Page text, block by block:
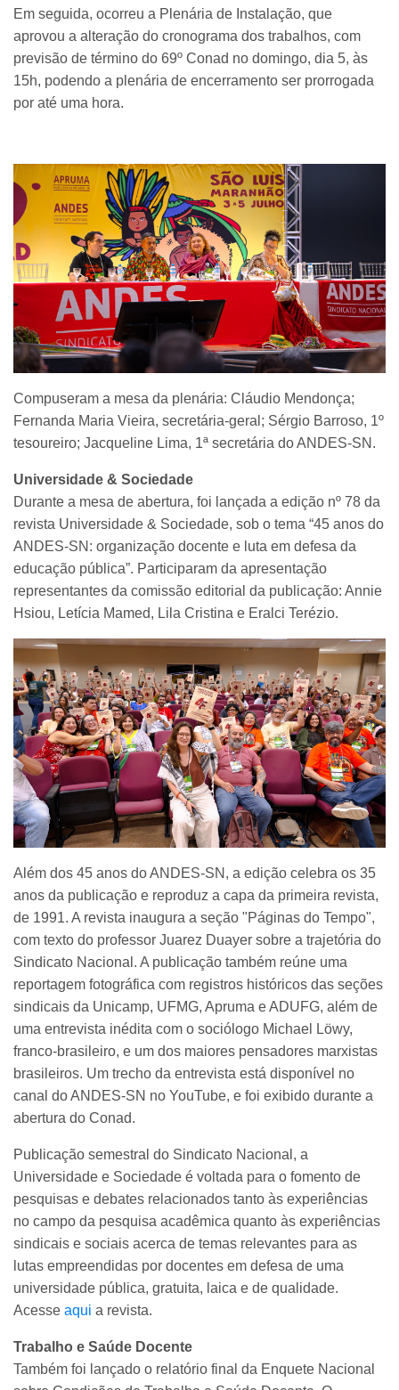
Em seguida, ocorreu a Plenária de Instalação, que
aprovou a alteração do cronograma dos trabalhos, com
previsão de término do 69º Conad no domingo, dia 5, às
15h, podendo a plenária de encerramento ser prorrogada
por até uma hora.
Compuseram a mesa da plenária: Cláudio Mendonça;
Fernanda Maria Vieira, secretária-geral; Sérgio Barroso, 1º
tesoureiro; Jacqueline Lima, 1ª secretária do ANDES-SN.
Universidade & Sociedade
Durante a mesa de abertura, foi lançada a edição nº 78 da
revista Universidade & Sociedade, sob o tema “45 anos do
ANDES-SN: organização docente e luta em defesa da
educação pública”. Participaram da apresentação
representantes da comissão editorial da publicação: Annie
Hsiou, Letícia Mamed, Lila Cristina e Eralci Terézio.
Além dos 45 anos do ANDES-SN, a edição celebra os 35
anos da publicação e reproduz a capa da primeira revista,
de 1991. A revista inaugura a seção "Páginas do Tempo",
com texto do professor Juarez Duayer sobre a trajetória do
Sindicato Nacional. A publicação também reúne uma
reportagem fotográfica com registros históricos das seções
sindicais da Unicamp, UFMG, Apruma e ADUFG, além de
uma entrevista inédita com o sociólogo Michael Löwy,
franco-brasileiro, e um dos maiores pensadores marxistas
brasileiros. Um trecho da entrevista está disponível no
canal do ANDES-SN no YouTube, e foi exibido durante a
abertura do Conad.
Publicação semestral do Sindicato Nacional, a
Universidade e Sociedade é voltada para o fomento de
pesquisas e debates relacionados tanto às experiências
no campo da pesquisa acadêmica quanto às experiências
sindicais e sociais acerca de temas relevantes para as
lutas empreendidas por docentes em defesa de uma
universidade pública, gratuita, laica e de qualidade.
Acesse aqui a revista.
Trabalho e Saúde Docente
Também foi lançado o relatório final da Enquete Nacional